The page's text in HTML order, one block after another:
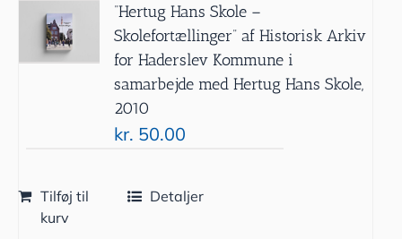
”Hertug Hans Skole –
Skolefortællinger” af Historisk Arkiv
for Haderslev Kommune i
samarbejde med Hertug Hans Skole,
2010
kr. 50.00
Tilføj til
kurv
Detaljer